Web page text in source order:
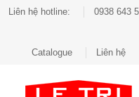
Liên hệ hotline: 0938 643
Catalogue Liên hệ